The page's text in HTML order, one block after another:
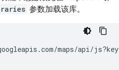
参数加载该库。
maps/api/